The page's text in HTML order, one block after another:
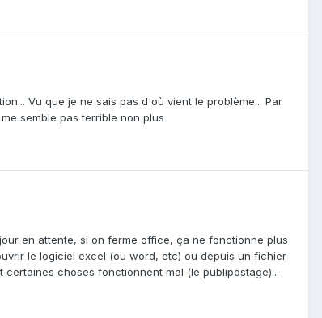
Vu que je ne sais pas d'où vient le problème... Par
semble pas terrible non plus
en attente, si on ferme office, ça ne fonctionne plus
le logiciel excel (ou word, etc) ou depuis un fichier
choses fonctionnent mal (le publipostage)...